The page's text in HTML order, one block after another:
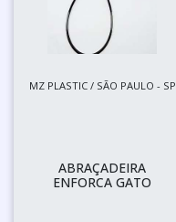
MZ PLASTIC / SÃO PAULO - SP
ABRAÇADEIRA
ENFORCA GATO